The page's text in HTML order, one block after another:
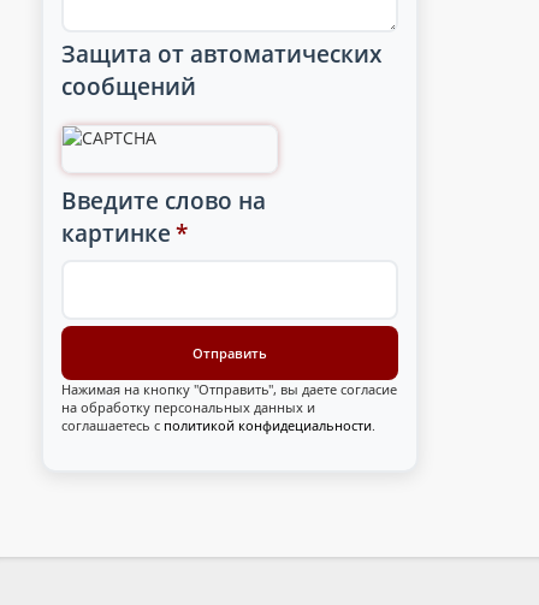
Защита от автоматических
сообщений
Введите слово на
картинке *
Нажимая на кнопку "Отправить", вы даете согласие
на обработку персональных данных и
соглашаетесь с политикой конфидециальности.